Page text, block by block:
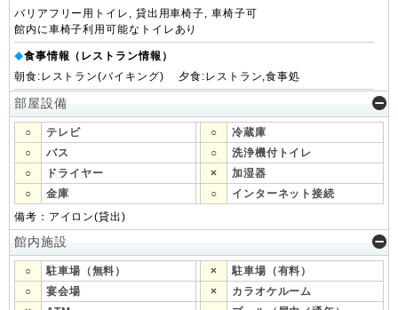
バリアフリー用トイレ, 貸出用車椅子, 車椅子可
館内に車椅子利用可能なトイレあり
◆食事情報（レストラン情報）
朝食:レストラン(バイキング) 夕食:レストラン,食事処
部屋設備
○ テレビ ○
冷蔵庫
○
バス ○
洗浄機付トイレ
○
ドライヤー ×
加湿器
○
金庫 ○
インターネット接続
備考：アイロン(貸出)
館内施設
○ 駐車場（無料） ×
駐車場（有料）
○
宴会場 ×
カラオケルーム